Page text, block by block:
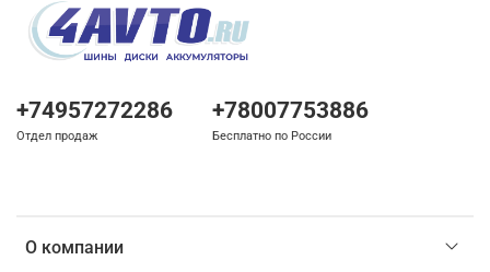
О компании
+74957272286
Отдел продаж
+78007753886
Бесплатно по России